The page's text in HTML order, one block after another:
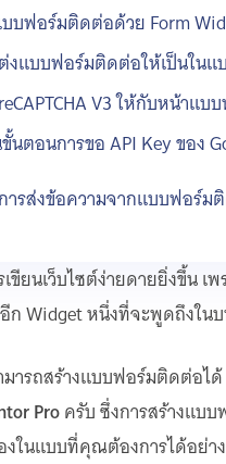
บฟอร์มติดต่อด้วย Form
งแบบฟอร์มติดต่อให้เป็นในแ
V3 ให้กับหน้าแบ
นตอนการขอ API Key ของ
ารส่งข้อความจากแบบฟอร์ม
ยนเว็บไซต์ง่ายดายยิ่งขึ้น เ
อีก Widget หนึ่งที่จะพูดถึงใ
ารถสร้างแบบฟอร์มติดต่อไ
Proครับ ซึ่งการสร้างแบ
ในแบบที่คุณต้องการได้อย่า